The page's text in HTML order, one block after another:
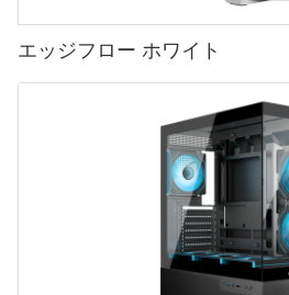
エッジフロー ホワイト